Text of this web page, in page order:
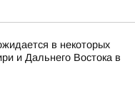
в некоторых
и Дальнего Востока в